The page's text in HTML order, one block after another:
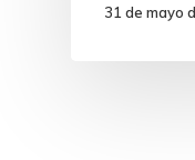
31 de mayo